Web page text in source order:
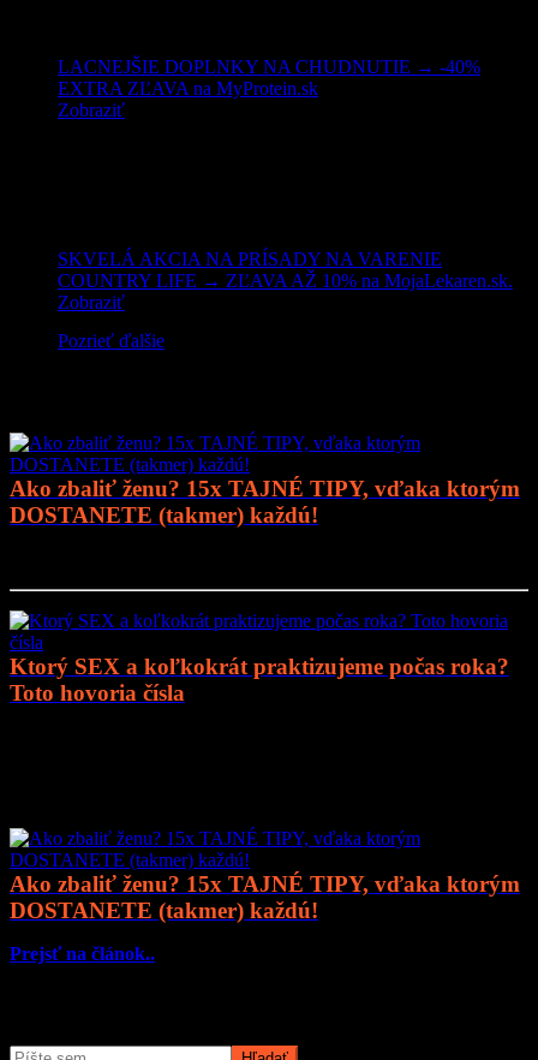
LACNEJŠIE DOPLNKY NA CHUDNUTIE → -40%
EXTRA ZĽAVA na MyProtein.sk
Zobraziť
SKVELÁ AKCIA NA PRÍSADY NA VARENIE
COUNTRY LIFE → ZĽAVA AŽ 10% na MojaLekaren.sk.
Zobraziť
Pozrieť ďalšie
Ako zbaliť ženu? 15x TAJNÉ TIPY, vďaka ktorým
DOSTANETE (takmer) každú!
Ktorý SEX a koľkokrát praktizujeme počas roka?
Toto hovoria čísla
Ako zbaliť ženu? 15x TAJNÉ TIPY, vďaka ktorým
DOSTANETE (takmer) každú!
Prejsť na článok..